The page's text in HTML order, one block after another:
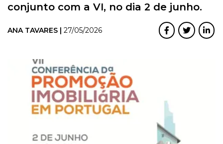
conjunto com a VI, no dia 2 de junho.
ANA TAVARES | 27/05/2026